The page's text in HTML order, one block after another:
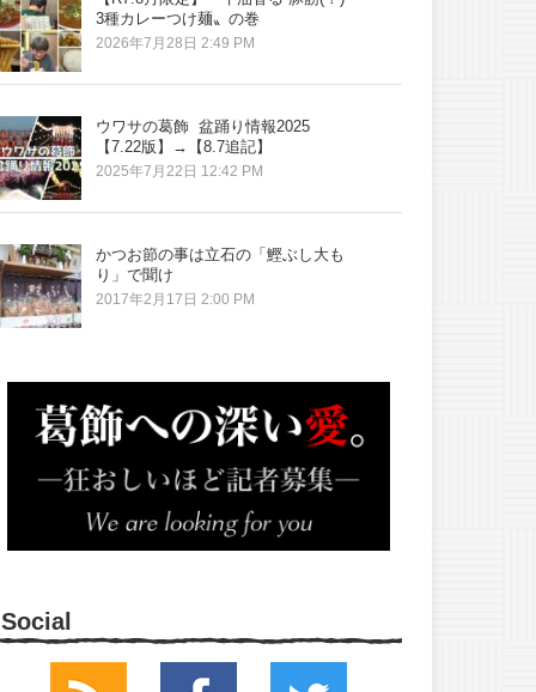
3種カレーつけ麺〟の巻
2026年7月28日 2:49 PM
ウワサの葛飾 盆踊り情報2025
【7.22版】→【8.7追記】
2025年7月22日 12:42 PM
かつお節の事は立石の「鰹ぶし大も
り」で聞け
2017年2月17日 2:00 PM
Social